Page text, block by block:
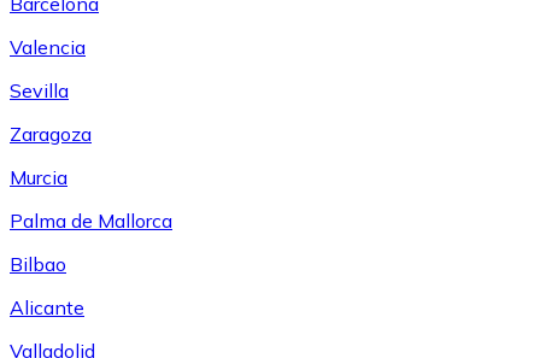
Valencia
Sevilla
Zaragoza
Murcia
Palma de Mallorca
Bilbao
Alicante
Valladolid